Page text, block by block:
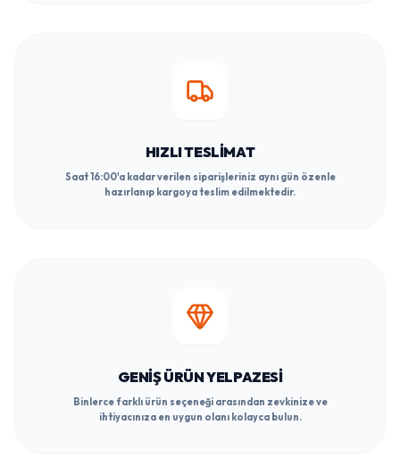
HIZLI TESLIMAT
Saat 16:00'a kadar verilen siparişleriniz aynı gün özenle
hazırlanıp kargoya teslim edilmektedir.
GENIŞ ÜRÜN YELPAZESI
Binlerce farklı ürün seçeneği arasından zevkinize ve
ihtiyacınıza en uygun olanı kolayca bulun.